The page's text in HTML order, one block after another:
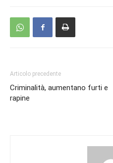
Articolo precedente
Criminalità, aumentano furti e
rapine